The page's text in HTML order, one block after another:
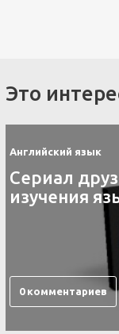
Это
Английский язык
Контакты
0 комментариев